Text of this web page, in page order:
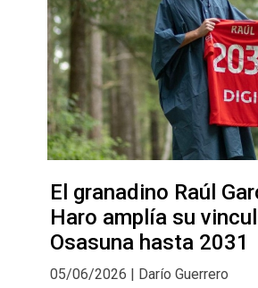
El granadino Raúl
Haro amplía su
Osasuna hasta 2031
05/06/2026 | Darío Guerrero